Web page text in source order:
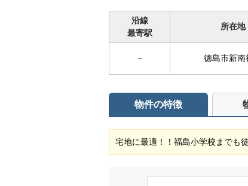
沿線
最寄駅
所在地
－ 徳島市新南
物件の特徴
宅地に最適！！福島小学校までも